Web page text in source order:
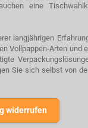
eine
langjährigen
Vollpappen-Arten und
Sie sich selbst von
widerrufen